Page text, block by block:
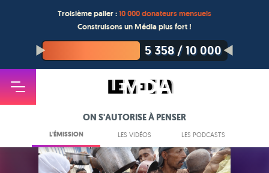
Troisième palier :10 000 donateurs mensuels
Construisons un Média plus fort !
5 358/10 000
ON S'AUTORISE À PENSER
L'ÉMISSION LES VIDÉOS LES PODCASTS